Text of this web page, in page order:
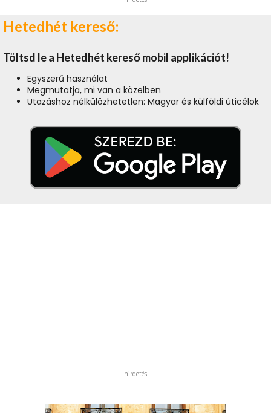
Hetedhét kereső:
Töltsd le a Hetedhét kereső mobil applikációt!
Egyszerű használat
Megmutatja, mi van a közelben
Utazáshoz nélkülözhetetlen: Magyar és külföldi úticélok
hirdetés